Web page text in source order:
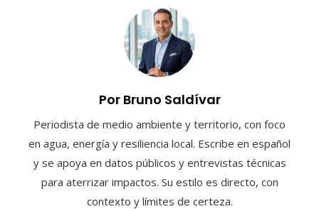
Por Bruno Saldívar
Periodista de medio ambiente y territorio, con foco
en agua, energía y resiliencia local. Escribe en español
y se apoya en datos públicos y entrevistas técnicas
para aterrizar impactos. Su estilo es directo, con
contexto y límites de certeza.